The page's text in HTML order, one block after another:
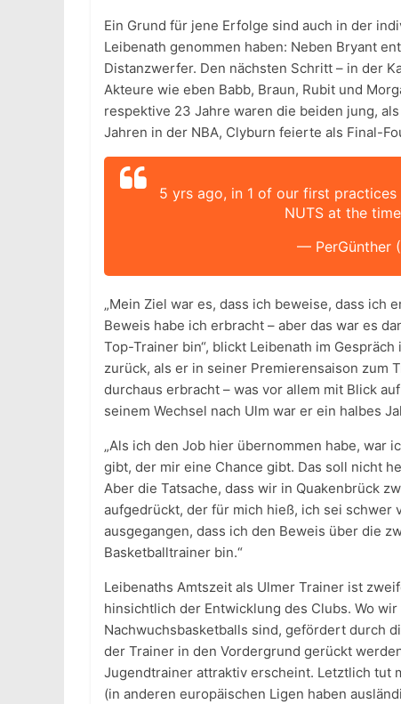
Ein Grund für jene Erfolge sind auch in der
Leibenath genommen haben: Neben Bryant
Distanzwerfer. Den nächsten Schritt – in der
Akteure wie eben Babb, Braun, Rubit und
respektive 23 Jahre waren die beiden jung,
Jahren in der NBA, Clyburn feierte als Final-
5 yrs ago, in 1 of our first
NUTS at the
— PerGünther
„Mein Ziel war es, dass ich beweise, dass ich
Beweis habe ich erbracht – aber das war es
Top-Trainer bin“, blickt Leibenath im
zurück, als er in seiner Premierensaison zum
durchaus erbracht – was vor allem mit Blick
seinem Wechsel nach Ulm war er ein halbes
„Als ich den Job hier übernommen habe, war
gibt, der mir eine Chance gibt. Das soll nicht
Aber die Tatsache, dass wir in Quakenbrück
aufgedrückt, der für mich hieß, ich sei schwer
ausgegangen, dass ich den Beweis über die
Basketballtrainer bin.“
Leibenaths Amtszeit als Ulmer Trainer ist
hinsichtlich der Entwicklung des Clubs. Wo
Nachwuchsbasketballs sind, gefördert durch
der Trainer in den Vordergrund gerückt
Jugendtrainer attraktiv erscheint. Letztlich tut
(in anderen europäischen Ligen haben